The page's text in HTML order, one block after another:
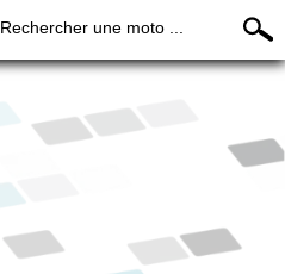
Rechercher une moto ...